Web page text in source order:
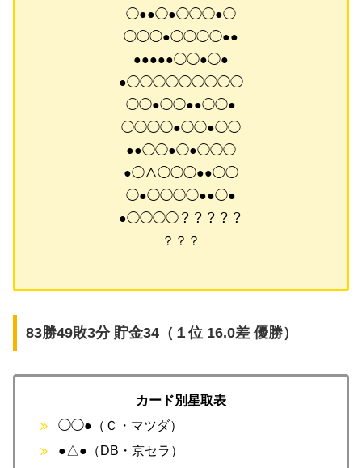
◯●●◯●◯◯◯●◯
◯◯◯●◯◯◯◯●●
●●●●●◯◯●◯●
●◯◯◯◯◯◯◯◯◯
◯◯●◯◯●●◯◯●
◯◯◯◯●◯◯●◯◯
●●◯◯●◯●◯◯◯
●◯△◯◯◯●●◯◯
◯●◯◯◯◯●●◯●
●◯◯◯◯？？？？？
？？？
83勝49敗3分 貯金34（１位 16.0差 優勝）
カード別星取表
◯◯●（Ｃ・マツダ）
●△●（DB・京セラ）